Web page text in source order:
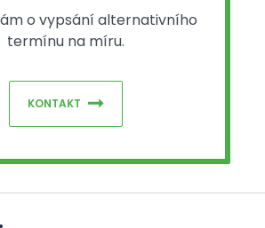
o vypsání alternativního
termínu na míru.
KONTAKT